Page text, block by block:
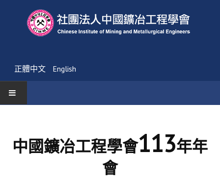
正體中文 English
最新消息
中國鑛冶工程學會113年年
會